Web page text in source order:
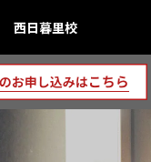
西日暮里校